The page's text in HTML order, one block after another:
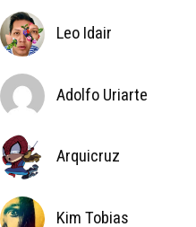
Leo Idair
Adolfo Uriarte
Arquicruz
Kim Tobias